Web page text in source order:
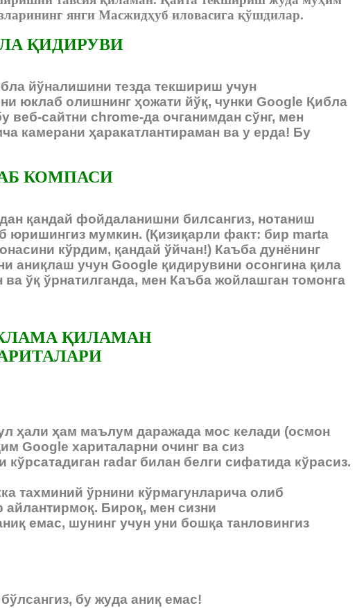
янги Масжидҳуб иловасига қўшдилар.
ҚИДИРУВИ
йўналишини тезда текшириш учун
юклаб олишнинг ҳожати йўқ, чунки Google Қибла
сайтни chrome-да очганимдан сўнг, мен
камерани ҳаракатлантираман ва у ерда! Бу
КОМПАСИ
қандай фойдаланишни билсангиз, нотаниш
юришингиз мумкин. (Қизиқарли факт: бир marta
кўрдим, қандай ўйчан!) Каъба дунёнинг
аниқлаш учун Google қидирувини осонгина қила
ўқ ўрнатилганда, мен Каъба жойлашган томонга
ҚИЛАМАН
ҳали ҳам маълум даражада мос келади (осмон
Google хариталарни очинг ва сиз
radar билан белги сифатида кўрасиз.
тахминий ўрнини кўрмагунларича олиб
айлантирмоқ. Бироқ, мен сизни
емас, шунинг учун уни бошқа танловингиз
бу жуда аниқ емас!